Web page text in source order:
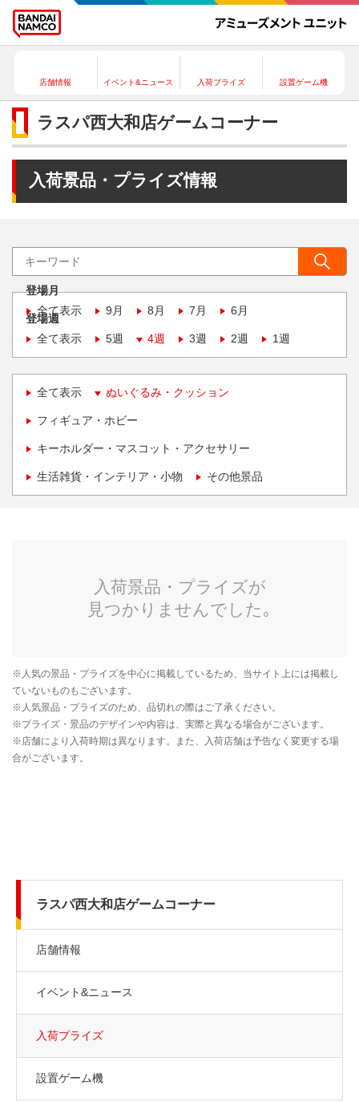
店舗情報 イベント&ニュース 入荷プライズ 設置ゲーム機
ラスパ西大和店ゲームコーナー
入荷景品・プライズ情報
登場月
全て表示
9月 8月 7月 6月
登場週
全て表示
5週 4週 3週 2週 1週
全て表示 ぬいぐるみ・クッション
フィギュア・ホビー
キーホルダー・マスコット・アクセサリー
生活雑貨・インテリア・小物 その他景品
ラスパ西大和店ゲームコーナー
店舗情報
イベント&ニュース
入荷プライズ
設置ゲーム機